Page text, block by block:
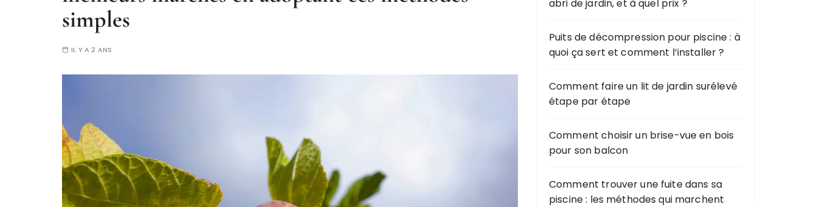
simples
IL Y A 2 ANS
abri de jardin, et à quel prix ?
Puits de décompression pour piscine : à
quoi ça sert et comment l’installer ?
Comment faire un lit de jardin surélevé
étape par étape
Comment choisir un brise-vue en bois
pour son balcon
Comment trouver une fuite dans sa
piscine : les méthodes qui marchent